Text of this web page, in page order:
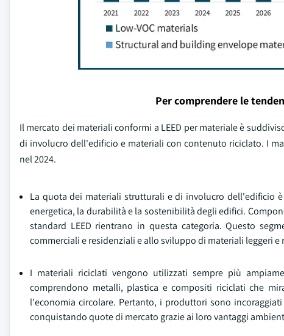
Per comprendere le
Il mercato dei materiali conformi a LEED per materiale è
di involucro dell'edificio e materiali con contenuto riciclato. I
nel 2024.
La quota dei materiali strutturali e di involucro dell'edificio
energetica, la durabilità e la sostenibilità degli edifici.
standard LEED rientrano in questa categoria. Questo
commerciali e residenziali e allo sviluppo di materiali leggeri e
I materiali riciclati vengono utilizzati sempre più
comprendono metalli, plastica e compositi riciclati che
l'economia circolare. Pertanto, i produttori sono
conquistando quote di mercato grazie ai loro vantaggi